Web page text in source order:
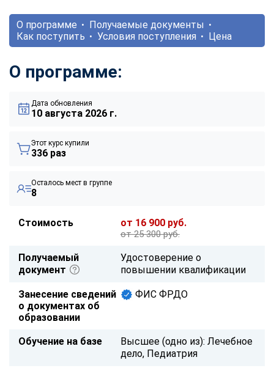
О программе
Получаемые документы
Как поступить
Условия поступления Цена
О программе:
Дата обновления
10 августа 2026 г.
Этот курс купили
336 раз
Осталось мест в группе
8
Стоимость от 16 900 руб.
от 25 300 руб.
Получаемый
документ
Удостоверение о
повышении квалификации
Занесение сведений
о документах об
образовании
ФИС ФРДО
Обучение на базе
Высшее (одно из): Лечебное
дело, Педиатрия